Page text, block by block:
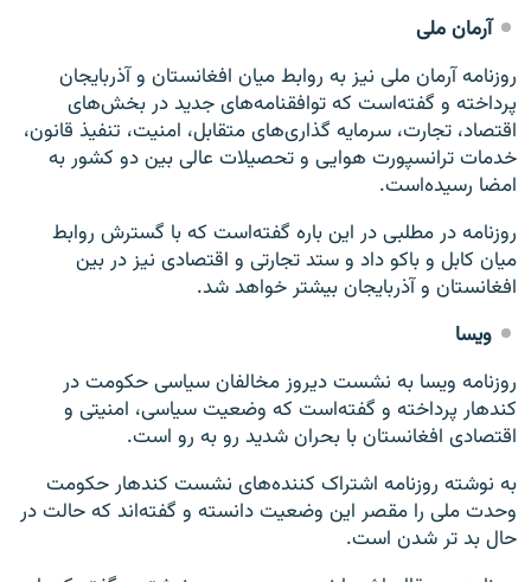
آرمان ملی
روزنامه آرمان ملی نیز به روابط میان افغانستان و آذربایجان
پرداخته و گفته‌است که توافقنامه‌های جدید در بخش‌های
اقتصاد، تجارت، سرمایه گذاری‌های متقابل، امنیت، تنفیذ قانون،
خدمات ترانسپورت هوایی و تحصیلات عالی بین دو کشور به
امضا رسیده‌است.
روزنامه در مطلبی در این باره گفته‌است که با گسترش روابط
میان کابل و باکو داد و ستد تجارتی و اقتصادی نیز در بین
افغانستان و آذربایجان بیشتر خواهد شد.
ویسا
روزنامه ویسا به نشست دیروز مخالفان سیاسی حکومت در
کندهار پرداخته و گفته‌است که وضعیت سیاسی، امنیتی و
اقتصادی افغانستان با بحران شدید رو به رو است.
به نوشته روزنامه اشتراک کننده‌های نشست کندهار حکومت
وحدت ملی را مقصر این وضعیت دانسته و گفته‌اند که حالت در
حال بد تر شدن است.